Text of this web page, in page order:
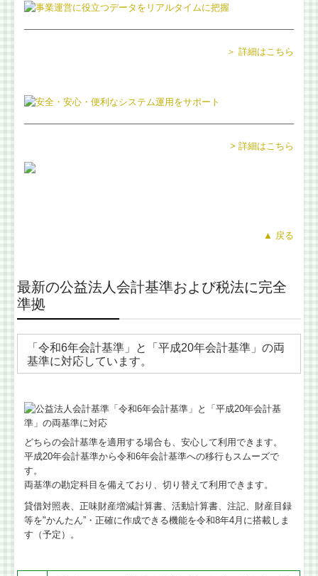
税務に関するＱ＆Ａ
税務カレンダー
相続税額の早見表
問い合わせ
＞ 詳細はこちら
> 詳細はこちら
▲ 戻る
最新の公益法人会計基準および税法に完全
準拠
「令和6年会計基準」と「平成20年会計基準」の両
基準に対応しています。
どちらの会計基準を適用する場合も、安心して利用できます。
平成20年会計基準から令和6年会計基準への移行もスムーズで
す。
両基準の勘定科目を備えており、切り替えて利用できます。
貸借対照表、正味財産増減計算書、活動計算書、注記、財産目録
等を"かんたん”・正確に作成できる機能を令和8年4月に搭載しま
す（予定）。